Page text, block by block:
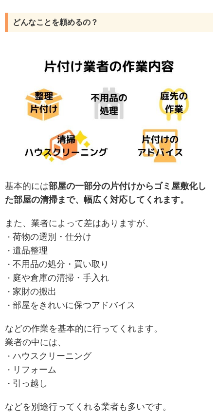
どんなことを頼めるの？
基本的には部屋の一部分の片付けからゴミ屋敷化し
た部屋の清掃まで、幅広く対応してくれます。
また、業者によって差はありますが、
荷物の選別・仕分け
遺品整理
不用品の処分・買い取り
庭や倉庫の清掃・手入れ
家財の搬出
部屋をきれいに保つアドバイス
などの作業を基本的に行ってくれます。
業者の中には、
ハウスクリーニング
リフォーム
引っ越し
などを別途行ってくれる業者も多いです。